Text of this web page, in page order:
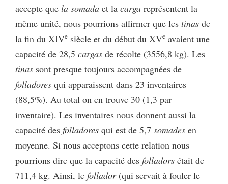
accepte que la somada et la carga représentent la
même unité, nous pourrions affirmer que les tinas de
la fin du XIVe siècle et du début du XVe avaient une
capacité de 28,5 cargas de récolte (3556,8 kg). Les
tinas sont presque toujours accompagnées de
folladores qui apparaissent dans 23 inventaires
(88,5%). Au total on en trouve 30 (1,3 par
inventaire). Les inventaires nous donnent aussi la
capacité des folladores qui est de 5,7 somades en
moyenne. Si nous acceptons cette relation nous
pourrions dire que la capacité des folladors était de
711,4 kg. Ainsi, le follador(qui servait à fouler le